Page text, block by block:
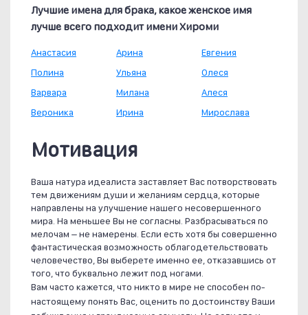
Лучшие имена для брака, какое женское имя
лучше всего подходит имени Хироми
Анастасия
Полина
Варвара
Вероника
Арина
Ульяна
Милана
Ирина
Евгения
Олеся
Алеся
Мирослава
Мотивация
Ваша натура идеалиста заставляет Вас потворствовать
тем движениям души и желаниям сердца, которые
направлены на улучшение нашего несовершенного
мира. На меньшее Вы не согласны. Разбрасываться по
мелочам – не намерены. Если есть хотя бы совершенно
фантастическая возможность облагодетельствовать
человечество, Вы выберете именно ее, отказавшись от
того, что буквально лежит под ногами.
Вам часто кажется, что никто в мире не способен по-
настоящему понять Вас, оценить по достоинству Ваши